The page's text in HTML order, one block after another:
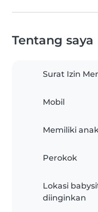
Tentang saya
Surat Izin
Mobil
Memiliki
Perokok
Lokasi
diinginkan